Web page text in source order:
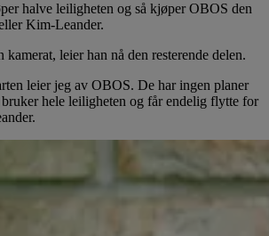
halve leiligheten og så kjøper OBOS den
Kim-Leander.
kamerat, leier han nå den resterende delen.
leier jeg av OBOS. De har ingen planer
hele leiligheten og får endelig flytte for